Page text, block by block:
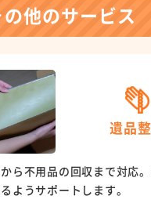
の他のサービス
遺品
ら不用品の回収まで対応
ようサポートします。